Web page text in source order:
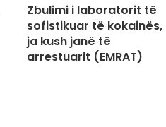
Zbulimi i laboratorit të
sofistikuar të kokainës,
ja kush janë të
arrestuarit (EMRAT)